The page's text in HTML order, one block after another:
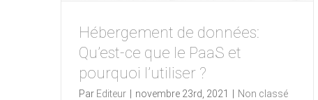
Hébergement de données:
Qu’est-ce que le PaaS et
pourquoi l’utiliser ?
Par Editeur novembre 23rd, 2021 Non classé